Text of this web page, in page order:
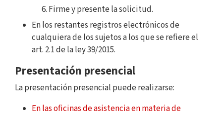
Firme y presente la solicitud.
En los restantes registros electrónicos de
cualquiera de los sujetos a los que se refiere el
art. 2.1 de la ley 39/2015.
Presentación presencial
La presentación presencial puede realizarse:
En las oficinas de asistencia en materia de